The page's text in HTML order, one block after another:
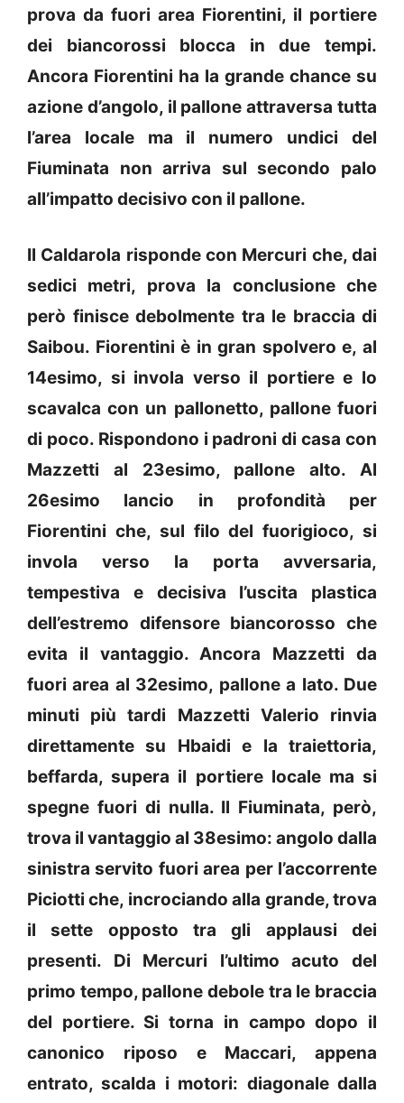
prova da fuori area Fiorentini, il portiere
dei biancorossi blocca in due tempi.
Ancora Fiorentini ha la grande chance su
azione d’angolo, il pallone attraversa tutta
l’area locale ma il numero undici del
Fiuminata non arriva sul secondo palo
all’impatto decisivo con il pallone.
Il Caldarola risponde con Mercuri che, dai
sedici metri, prova la conclusione che
però finisce debolmente tra le braccia di
Saibou. Fiorentini è in gran spolvero e, al
14esimo, si invola verso il portiere e lo
scavalca con un pallonetto, pallone fuori
di poco. Rispondono i padroni di casa con
Mazzetti al 23esimo, pallone alto. Al
26esimo lancio in profondità per
Fiorentini che, sul filo del fuorigioco, si
invola verso la porta avversaria,
tempestiva e decisiva l’uscita plastica
dell’estremo difensore biancorosso che
evita il vantaggio. Ancora Mazzetti da
fuori area al 32esimo, pallone a lato. Due
minuti più tardi Mazzetti Valerio rinvia
direttamente su Hbaidi e la traiettoria,
beffarda, supera il portiere locale ma si
spegne fuori di nulla. Il Fiuminata, però,
trova il vantaggio al 38esimo: angolo dalla
sinistra servito fuori area per l’accorrente
Piciotti che, incrociando alla grande, trova
il sette opposto tra gli applausi dei
presenti. Di Mercuri l’ultimo acuto del
primo tempo, pallone debole tra le braccia
del portiere. Si torna in campo dopo il
canonico riposo e Maccari, appena
entrato, scalda i motori: diagonale dalla